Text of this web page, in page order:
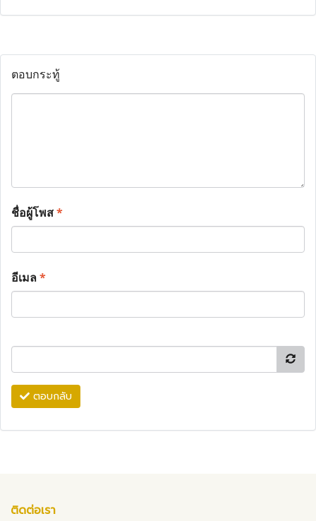
ตอบกระทู้
ชื่อผู้โพส*
อีเมล*
ตอบกลับ
ติดต่อเรา